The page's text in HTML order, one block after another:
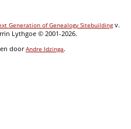
Generation of Genealogy Sitebuildingv.
Lythgoe © 2001-2026.
doorAndre Idzinga.